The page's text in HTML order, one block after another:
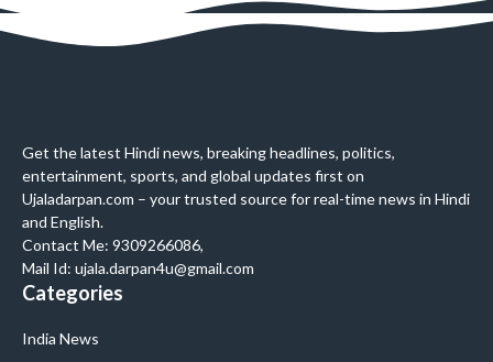
Get the latest Hindi news, breaking headlines, politics,
entertainment, sports, and global updates first on
Ujaladarpan.com – your trusted source for real-time news in Hindi
and English.
Contact Me: 9309266086,
Mail Id: ujala.darpan4u@gmail.com
Categories
India News